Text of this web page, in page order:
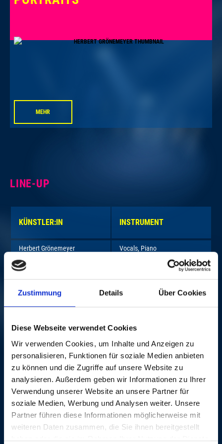
Zustimmung Details Über Cookies
Diese Webseite verwendet Cookies
Wir verwenden Cookies, um Inhalte und Anzeigen zu
personalisieren, Funktionen für soziale Medien anbieten
zu können und die Zugriffe auf unsere Website zu
analysieren. Außerdem geben wir Informationen zu Ihrer
Verwendung unserer Website an unsere Partner für
soziale Medien, Werbung und Analysen weiter. Unsere
Partner führen diese Informationen möglicherweise mit
weiteren Daten zusammen, die Sie ihnen bereitgestellt
haben oder die sie im Rahmen Ihrer Nutzung der Dienste
MEHR
LINE-UP
KÜNSTLER:IN INSTRUMENT
Herbert Grönemeyer Vocals, Piano
Kira Scholz Vocals, Guitar
Jens Carstens Drums, Percussion
Mirko Schaffer Bass, Guitar
Peer Jensen Bass, Guitar
MERZ
Conrad Lambert
Vocals, Guitar, Keyboard,
Sampler